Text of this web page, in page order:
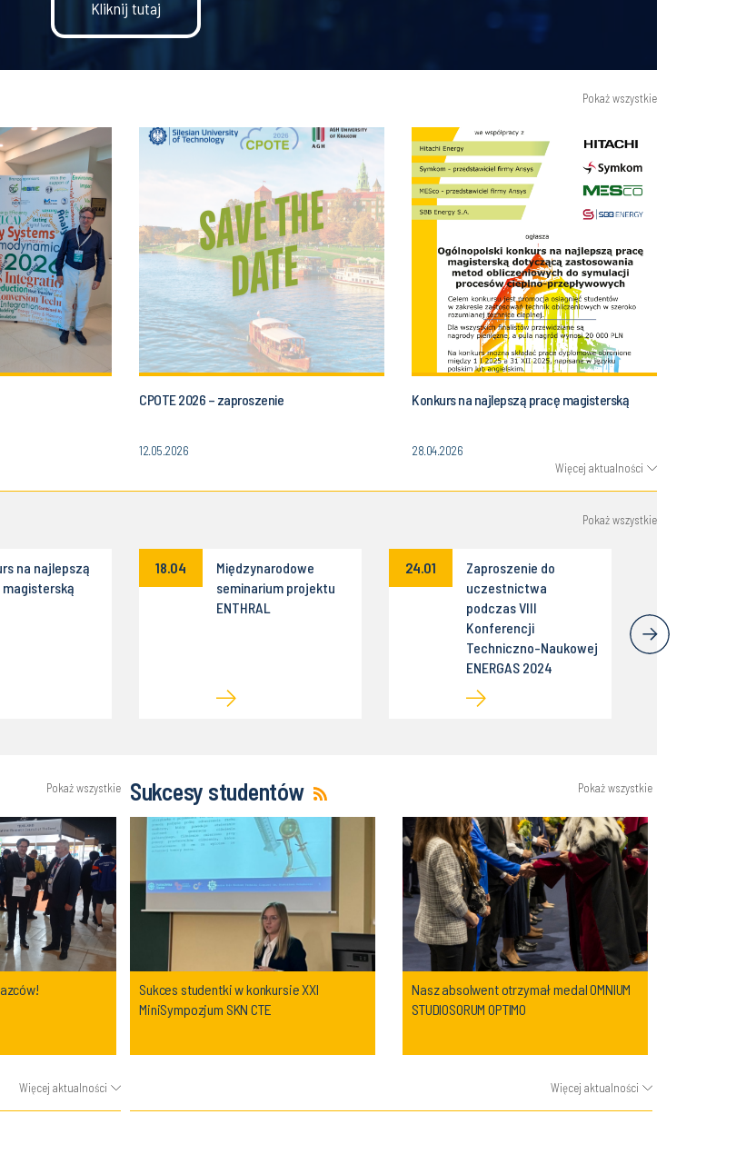
Kliknij tutaj
Pokaż wszystkie
CPOTE 2026 – zaproszenie
12.05.2026
Konkurs na najlepszą pracę magisterską
28.04.2026
Więcej aktualności
Pokaż wszystkie
na najlepszą
magisterską
18.04
Międzynarodowe
seminarium projektu
ENTHRAL
24.01
Zaproszenie do
uczestnictwa
podczas VIII
Konferencji
Techniczno-Naukowej
ENERGAS 2024
Pokaż wszystkie
Więcej aktualności
Sukcesy studentów Pokaż wszystkie
Sukces studentki w konkursie XXI
MiniSympozjum SKN CTE
Nasz absolwent otrzymał medal OMNIUM
STUDIOSORUM OPTIMO
Więcej aktualności